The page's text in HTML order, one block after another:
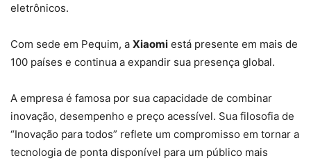
eletrônicos.
Com sede em Pequim, a Xiaomi está presente em mais de
100 países e continua a expandir sua presença global.
A empresa é famosa por sua capacidade de combinar
inovação, desempenho e preço acessível. Sua filosofia de
“Inovação para todos” reflete um compromisso em tornar a
tecnologia de ponta disponível para um público mais